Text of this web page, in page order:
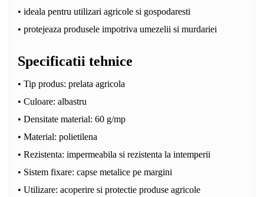
• ideala pentru utilizari agricole si gospodaresti
• protejeaza produsele impotriva umezelii si murdariei
Specificatii tehnice
• Tip produs: prelata agricola
• Culoare: albastru
• Densitate material: 60 g/mp
• Material: polietilena
• Rezistenta: impermeabila si rezistenta la intemperii
• Sistem fixare: capse metalice pe margini
• Utilizare: acoperire si protectie produse agricole